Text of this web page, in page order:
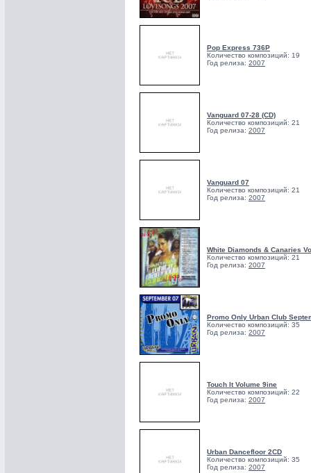
Pop Express 736P
Количество композиций: 19
Год релиза: 2007
Vanguard 07-28 (CD)
Количество композиций: 21
Год релиза: 2007
Vanguard 07
Количество композиций: 21
Год релиза: 2007
White Diamonds & Canaries
Количество композиций: 21
Год релиза: 2007
Promo Only Urban Club
Количество композиций: 35
Год релиза: 2007
Touch It Volume 9ine
Количество композиций: 22
Год релиза: 2007
Urban Dancefloor 2CD
Количество композиций: 35
Год релиза: 2007